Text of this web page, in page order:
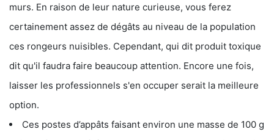
murs. En raison de leur nature curieuse, vous ferez
certainement assez de dégâts au niveau de la population
ces rongeurs nuisibles. Cependant, qui dit produit toxique
dit qu'il faudra faire beaucoup attention. Encore une fois,
laisser les professionnels s'en occuper serait la meilleure
option.
Ces postes d’appâts faisant environ une masse de 100 g